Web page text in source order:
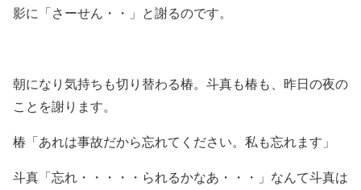
影に「さーせん・・」と謝るのです。
朝になり気持ちも切り替わる椿。斗真も椿も、昨日の夜の
ことを謝ります。
椿「あれは事故だから忘れてください。私も忘れます」
斗真「忘れ・・・・・られるかなあ・・・」なんて斗真は